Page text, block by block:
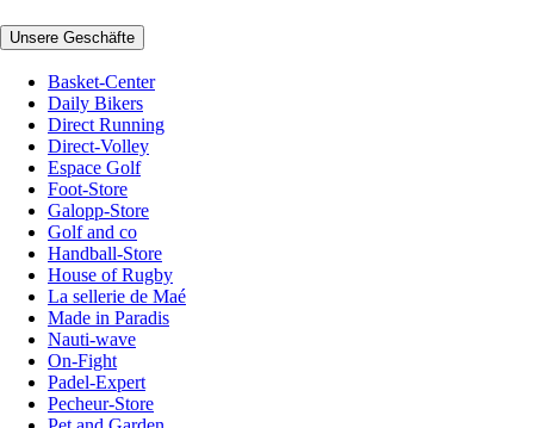
Unsere Geschäfte
Basket-Center
Daily Bikers
Direct Running
Direct-Volley
Espace Golf
Foot-Store
Galopp-Store
Golf and co
Handball-Store
House of Rugby
La sellerie de Maé
Made in Paradis
Nauti-wave
On-Fight
Padel-Expert
Pecheur-Store